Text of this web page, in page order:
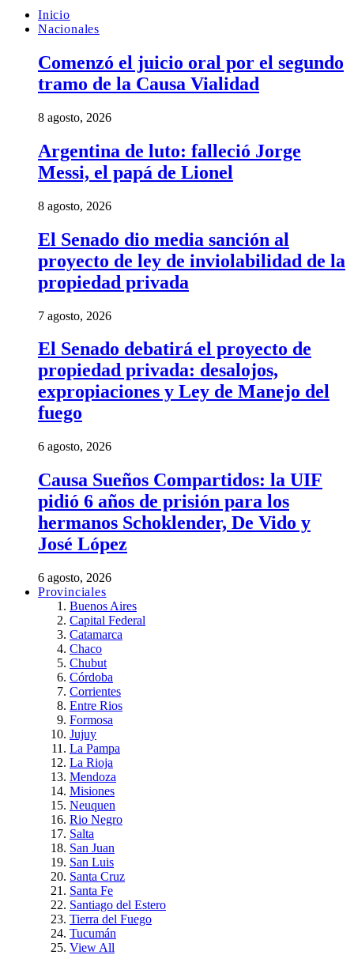
Inicio
Nacionales
Comenzó el juicio oral por el segundo
tramo de la Causa Vialidad
8 agosto, 2026
Argentina de luto: falleció Jorge
Messi, el papá de Lionel
8 agosto, 2026
El Senado dio media sanción al
proyecto de ley de inviolabilidad de la
propiedad privada
7 agosto, 2026
El Senado debatirá el proyecto de
propiedad privada: desalojos,
expropiaciones y Ley de Manejo del
fuego
6 agosto, 2026
Causa Sueños Compartidos: la UIF
pidió 6 años de prisión para los
hermanos Schoklender, De Vido y
José López
6 agosto, 2026
Provinciales
Buenos Aires
Capital Federal
Catamarca
Chaco
Chubut
Córdoba
Corrientes
Entre Rios
Formosa
Jujuy
La Pampa
La Rioja
Mendoza
Misiones
Neuquen
Rio Negro
Salta
San Juan
San Luis
Santa Cruz
Santa Fe
Santiago del Estero
Tierra del Fuego
Tucumán
View All